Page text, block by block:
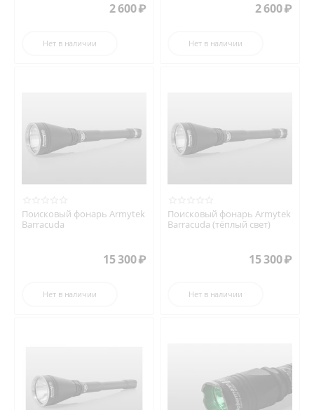
2 600₽
Нет в наличии
2 600₽
Нет в наличии
Поисковый фонарь Armytek
Barracuda
15 300₽
Нет в наличии
Поисковый фонарь Armytek
Barracuda (тёплый свет)
15 300₽
Нет в наличии